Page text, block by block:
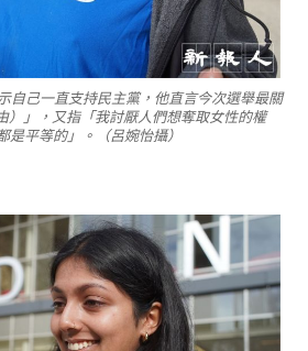
自己一直支持民主黨，他直言今次選舉最關
）」，又指「我討厭人們想奪取女性的權
是平等的」。（呂婉怡攝）